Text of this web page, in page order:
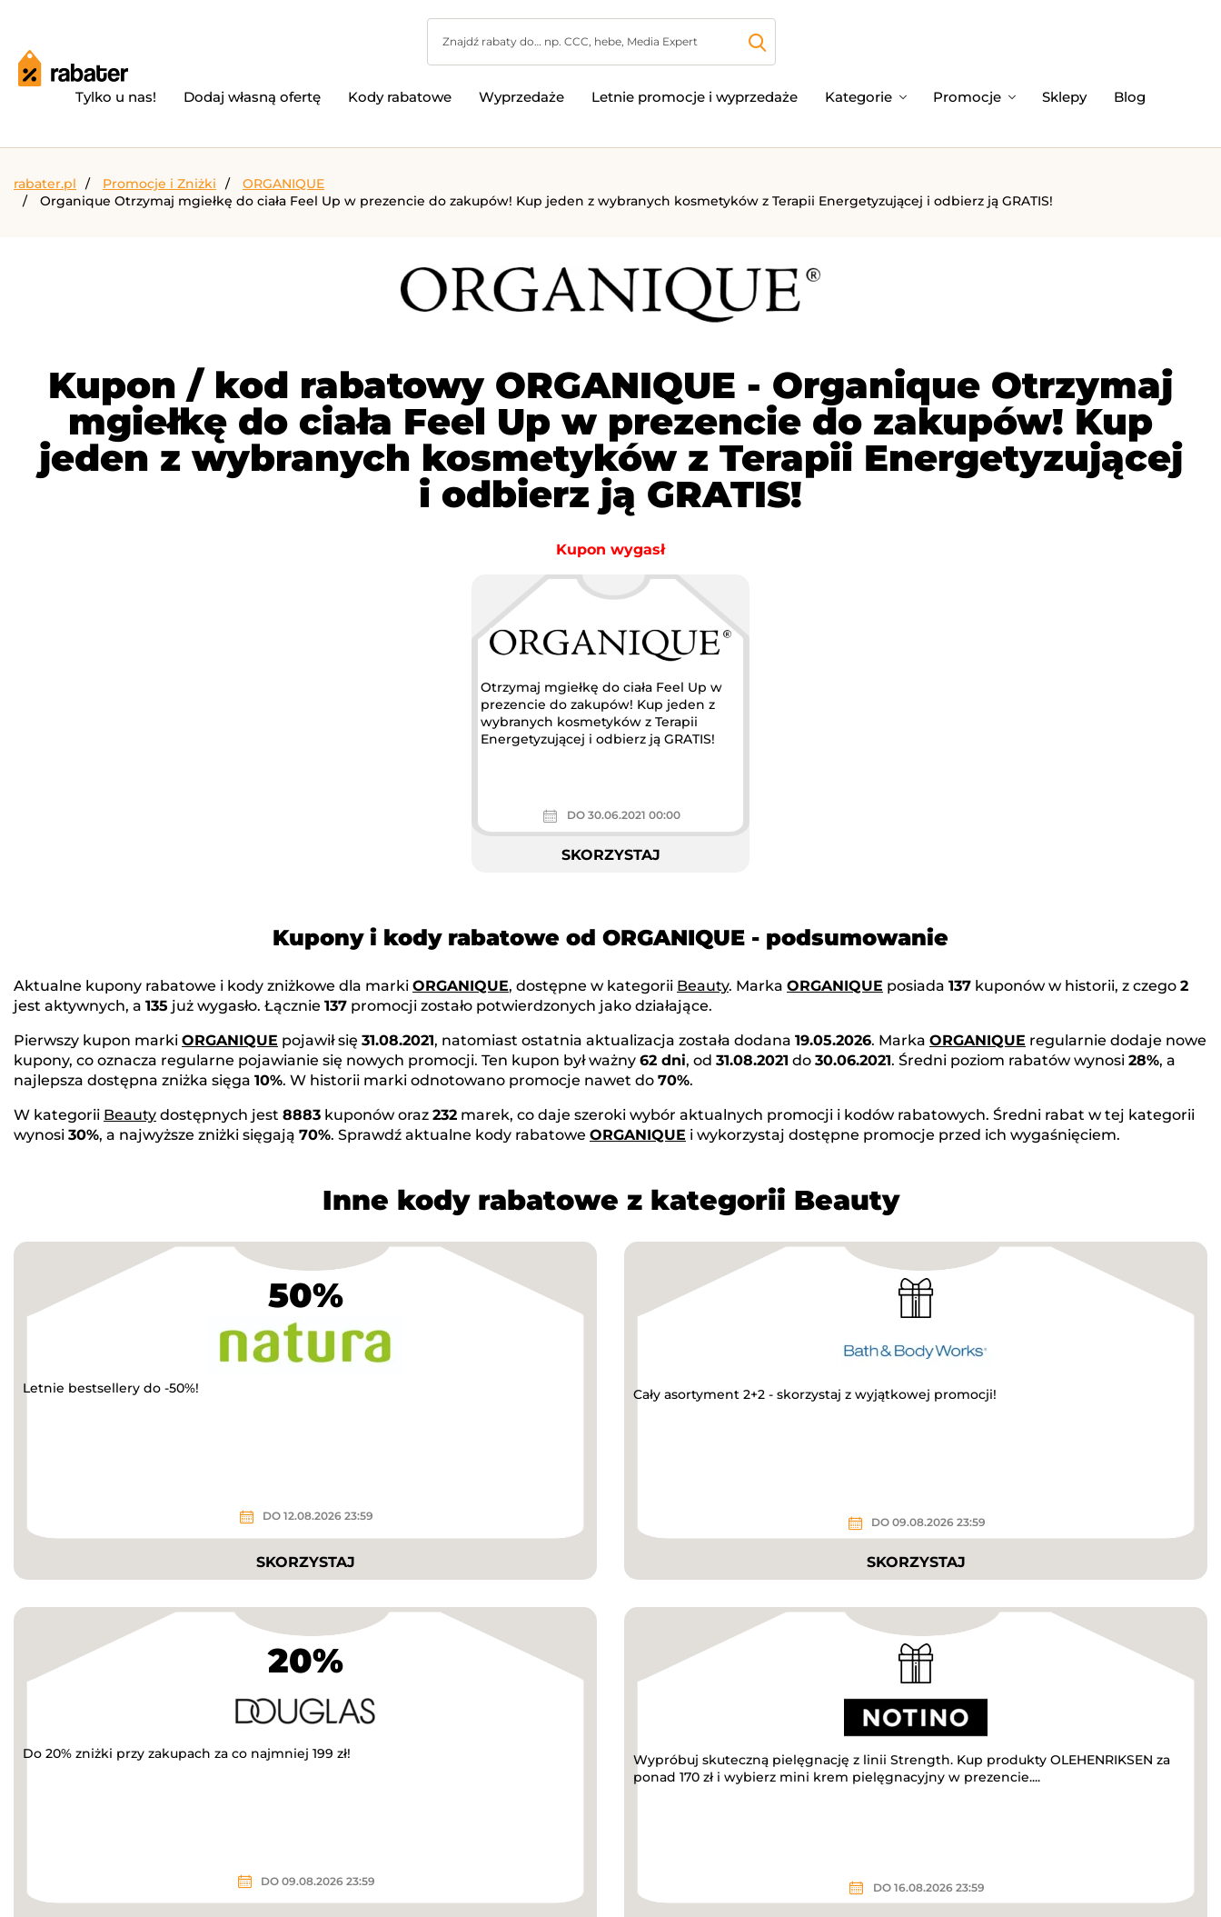
Tylko u nas! Dodaj własną ofertę Kody rabatowe Wyprzedaże Letnie promocje i wyprzedaże Kategorie Promocje Sklepy Blog
rabater.pl Promocje i Zniżki
ORGANIQUE
Organique Otrzymaj mgiełkę do ciała Feel Up w prezencie do zakupów! Kup jeden z wybranych kosmetyków z Terapii Energetyzującej i odbierz ją GRATIS!
Kupon / kod rabatowy ORGANIQUE - Organique Otrzymaj
mgiełkę do ciała Feel Up w prezencie do zakupów! Kup
jeden z wybranych kosmetyków z Terapii Energetyzującej
i odbierz ją GRATIS!
Kupon wygasł
Otrzymaj mgiełkę do ciała Feel Up w
prezencie do zakupów! Kup jeden z
wybranych kosmetyków z Terapii
Energetyzującej i odbierz ją GRATIS!
DO 30.06.2021 00:00
SKORZYSTAJ
Kupony i kody rabatowe od ORGANIQUE - podsumowanie
Aktualne kupony rabatowe i kody zniżkowe dla marki ORGANIQUE, dostępne w kategorii Beauty. Marka ORGANIQUE posiada 137 kuponów w historii, z czego 2
jest aktywnych, a 135 już wygasło. Łącznie 137 promocji zostało potwierdzonych jako działające.
Pierwszy kupon marki ORGANIQUE pojawił się 31.08.2021, natomiast ostatnia aktualizacja została dodana 19.05.2026. Marka ORGANIQUE regularnie dodaje nowe
kupony, co oznacza regularne pojawianie się nowych promocji. Ten kupon był ważny 62 dni, od 31.08.2021 do 30.06.2021. Średni poziom rabatów wynosi 28%, a
najlepsza dostępna zniżka sięga 10%. W historii marki odnotowano promocje nawet do 70%.
W kategorii Beauty dostępnych jest 8883 kuponów oraz 232 marek, co daje szeroki wybór aktualnych promocji i kodów rabatowych. Średni rabat w tej kategorii
wynosi 30%, a najwyższe zniżki sięgają 70%. Sprawdź aktualne kody rabatowe ORGANIQUE i wykorzystaj dostępne promocje przed ich wygaśnięciem.
Inne kody rabatowe z kategorii Beauty
50%
Letnie bestsellery do -50%!
DO 12.08.2026 23:59
SKORZYSTAJ
Cały asortyment 2+2 - skorzystaj z wyjątkowej promocji!
DO 09.08.2026 23:59
SKORZYSTAJ
20%
Do 20% zniżki przy zakupach za co najmniej 199 zł!
DO 09.08.2026 23:59
Wypróbuj skuteczną pielęgnację z linii Strength. Kup produkty OLEHENRIKSEN za
ponad 170 zł i wybierz mini krem pielęgnacyjny w prezencie....
DO 16.08.2026 23:59